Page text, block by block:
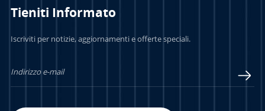
Tieniti Informato
Iscriviti per notizie, aggiornamenti e offerte speciali.